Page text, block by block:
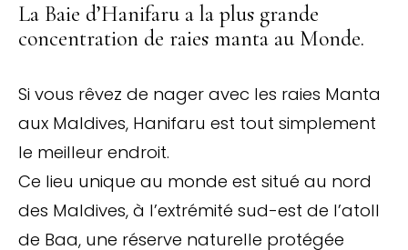
La Baie d’Hanifaru a la plus grande
concentration de raies manta au Monde.
Si vous rêvez de nager avec les raies Manta
aux Maldives, Hanifaru est tout simplement
le meilleur endroit.
Ce lieu unique au monde est situé au nord
des Maldives, à l’extrémité sud-est de l’atoll
de Baa, une réserve naturelle protégée